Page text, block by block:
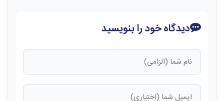
دیدگاه خود را بنویسید